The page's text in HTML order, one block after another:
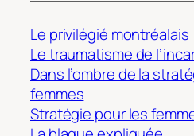
Le privilégié montréalais
Le traumatisme de
Dans l’ombre de la
femmes
Stratégie pour les